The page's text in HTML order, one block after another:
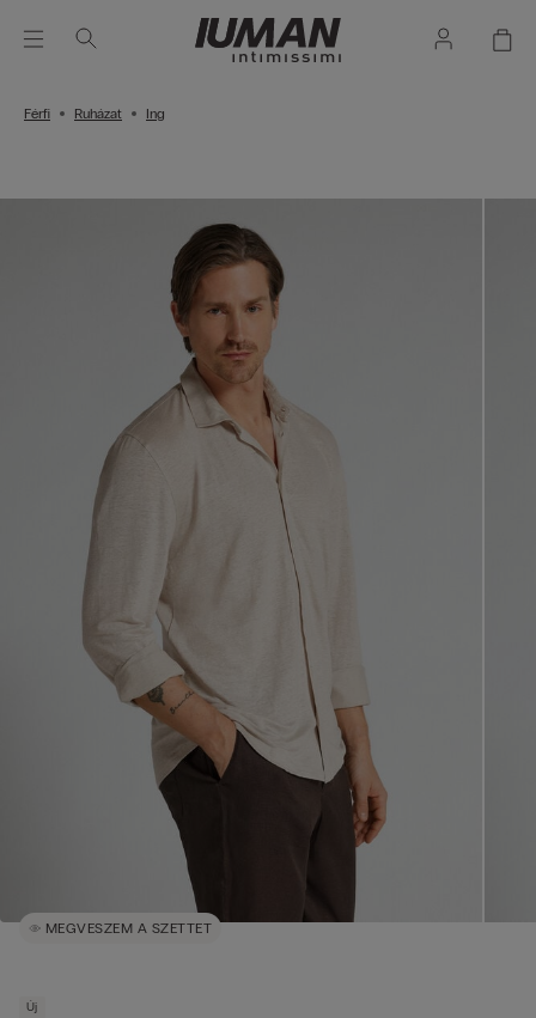
Férfi Ruházat Ing
MEGVESZEM A SZETTET
Új